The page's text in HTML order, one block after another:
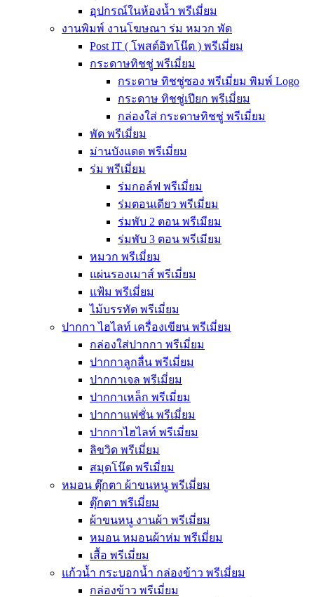
อุปกรณ์ในห้องน้ำ พรีเมี่ยม
งานพิมพ์ งานโฆษณา ร่ม หมวก พัด
Post IT ( โพสต์อิทโน๊ต ) พรีเมี่ยม
กระดาษทิชชู่ พรีเมี่ยม
กระดาษ ทิชชู่ซอง พรีเมี่ยม พิมพ์ Logo
กระดาษ ทิชชู่เปียก พรีเมี่ยม
กล่องใส่ กระดาษทิชชู่ พรีเมี่ยม
พัด พรีเมี่ยม
ม่านบังแดด พรีเมี่ยม
ร่ม พรีเมี่ยม
ร่มกอล์ฟ พรีเมี่ยม
ร่มตอนเดียว พรีเมี่ยม
ร่มพับ 2 ตอน พรีเมียม
ร่มพับ 3 ตอน พรีเมียม
หมวก พรีเมี่ยม
แผ่นรองเมาส์ พรีเมี่ยม
แฟ้ม พรีเมี่ยม
ไม้บรรทัด พรีเมี่ยม
ปากกา ไฮไลท์ เครื่องเขียน พรีเมี่ยม
กล่องใส่ปากกา พรีเมี่ยม
ปากกาลูกลื่น พรีเมี่ยม
ปากกาเจล พรีเมี่ยม
ปากกาเหล็ก พรีเมี่ยม
ปากกาแฟชั่น พรีเมี่ยม
ปากกาไฮไลท์ พรีเมี่ยม
ลิขวิด พรีเมี่ยม
สมุดโน๊ต พรีเมี่ยม
หมอน ตุ๊กตา ผ้าขนหนู พรีเมี่ยม
ตุ๊กตา พรีเมี่ยม
ผ้าขนหนู งานผ้า พรีเมี่ยม
หมอน หมอนผ้าห่ม พรีเมี่ยม
เสื้อ พรีเมี่ยม
แก้วน้ำ กระบอกน้ำ กล่องข้าว พรีเมี่ยม
กล่องข้าว พรีเมี่ยม